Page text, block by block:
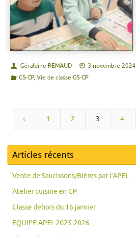
Géraldine REMAUD
3 novembre 2024
GS-CP,Vie de classe GS-CP
‹ 1 2 3 4
Articles récents
Vente de Saucissons/Bières par l’APEL
Atelier cuisine en CP
Classe dehors du 16 janvier
EQUIPE APEL 2025-2026